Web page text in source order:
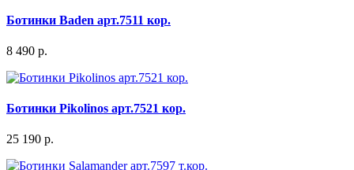
Ботинки Baden арт.7511 кор.
8 490 р.
Ботинки Pikolinos арт.7521 кор.
25 190 р.